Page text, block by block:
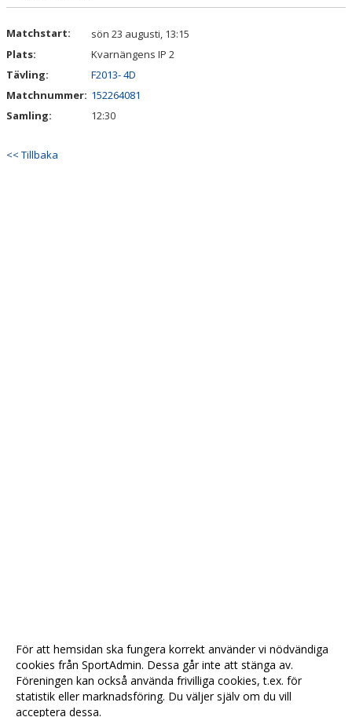
KONTAKT
Matchstart:
sön 23 augusti, 13:15
Plats:
Kvarnängens IP 2
Tävling:
F2013- 4D
Matchnummer: 152264081
Samling:
12:30
<< Tillbaka
För att hemsidan ska fungera korrekt använder vi nödvändiga
cookies från SportAdmin. Dessa går inte att stänga av.
Föreningen kan också använda frivilliga cookies, t.ex. för
statistik eller marknadsföring. Du väljer själv om du vill
acceptera dessa.